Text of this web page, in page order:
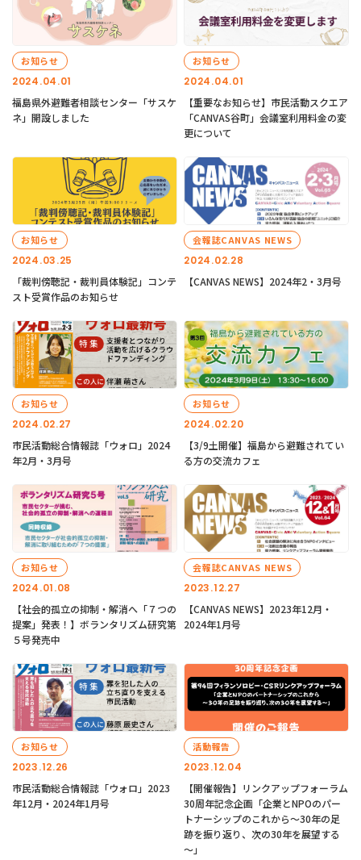
2024.04.01
お知らせ
福島県外避難者相談センター「サスケ
ネ」開設しました
2024.04.01
お知らせ
【重要なお知らせ】市民活動スクエア
「CANVAS谷町」会議室利用料金の変
更について
2024.03.25
お知らせ
「裁判傍聴記・裁判員体験記」コンテ
スト受賞作品のお知らせ
2024.02.28
会報誌CANVAS NEWS
【CANVAS NEWS】2024年2・3月号
2024.02.27
お知らせ
市民活動総合情報誌「ウォロ」2024
年2月・3月号
2024.02.20
お知らせ
【3/9土開催】福島から避難されてい
る方の交流カフェ
2024.01.08
お知らせ
【社会的孤立の抑制・解消へ「７つの
提案」発表！】ボランタリズム研究第
５号発売中
2023.12.27
会報誌CANVAS NEWS
【CANVAS NEWS】2023年12月・
2024年1月号
2023.12.26
お知らせ
市民活動総合情報誌「ウォロ」2023
年12月・2024年1月号
2023.12.04
活動報告
【開催報告】リンクアップフォーラム
30周年記念企画「企業とNPOのパー
トナーシップのこれから～30年の足
跡を振り返り、次の30年を展望する
～」